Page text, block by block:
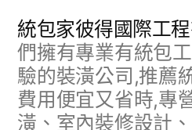
統包家彼得國際工
們擁有專業有統包
驗的裝潢公司,推薦
費用便宜又省時,專
潢、室內裝修設計